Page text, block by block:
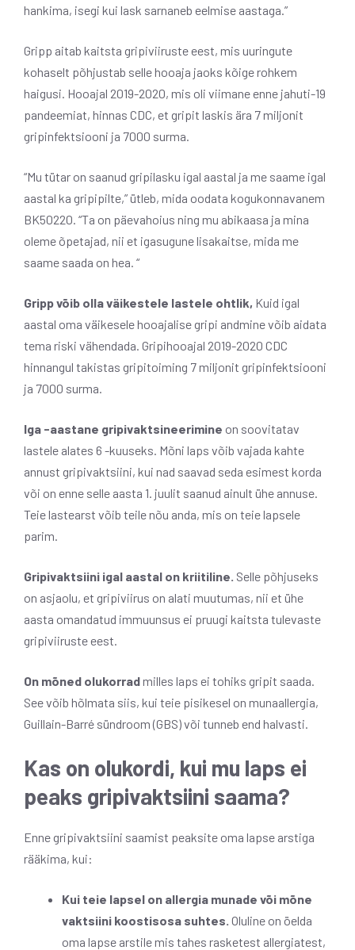
hankima, isegi kui lask sarnaneb eelmise aastaga.”
Gripp aitab kaitsta gripiviiruste eest, mis uuringute
kohaselt põhjustab selle hooaja jaoks kõige rohkem
haigusi. Hooajal 2019-2020, mis oli viimane enne jahuti-19
pandeemiat, hinnas CDC, et gripit laskis ära 7 miljonit
gripinfektsiooni ja 7000 surma.
“Mu tütar on saanud gripilasku igal aastal ja me saame igal
aastal ka gripipilte,” ütleb, mida oodata kogukonnavanem
BK50220. “Ta on päevahoius ning mu abikaasa ja mina
oleme õpetajad, nii et igasugune lisakaitse, mida me
saame saada on hea. “
Gripp võib olla väikestele lastele ohtlik, Kuid igal
aastal oma väikesele hooajalise gripi andmine võib aidata
tema riski vähendada. Gripihooajal 2019-2020 CDC
hinnangul takistas gripitoiming 7 miljonit gripinfektsiooni
ja 7000 surma.
Iga -aastane gripivaktsineerimine on soovitatav
lastele alates 6 -kuuseks. Mõni laps võib vajada kahte
annust gripivaktsiini, kui nad saavad seda esimest korda
või on enne selle aasta 1. juulit saanud ainult ühe annuse.
Teie lastearst võib teile nõu anda, mis on teie lapsele
parim.
Gripivaktsiini igal aastal on kriitiline. Selle põhjuseks
on asjaolu, et gripiviirus on alati muutumas, nii et ühe
aasta omandatud immuunsus ei pruugi kaitsta tulevaste
gripiviiruste eest.
On mõned olukorradmilles laps ei tohiks gripit saada.
See võib hõlmata siis, kui teie pisikesel on munaallergia,
Guillain-Barré sündroom (GBS) või tunneb end halvasti.
Kas on olukordi, kui mu laps ei
peaks gripivaktsiini saama?
Enne gripivaktsiini saamist peaksite oma lapse arstiga
rääkima, kui:
Kui teie lapsel on allergia munade või mõne
vaktsiini koostisosa suhtes. Oluline on öelda
oma lapse arstile mis tahes rasketest allergiatest,